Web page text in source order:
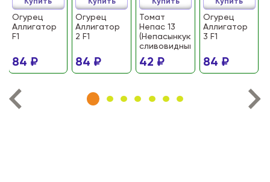
Огурец
Аллигатор
F1
84 ₽
Огурец
Аллигатор
2 F1
84 ₽
Томат
Непас 13
(Непасынкующийся
сливовидный)
42 ₽
Огурец
Аллигатор
3 F1
84 ₽